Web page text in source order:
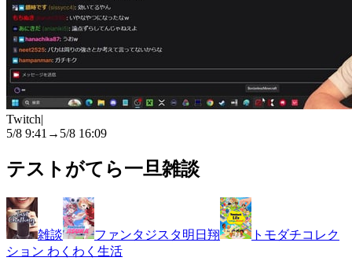
Twitch|
5/8 9:41 → 5/8 16:09
テストがてら一旦雑談
雑談 ファンタジスタ明日翔
トモダチコレク
ション わくわく生活